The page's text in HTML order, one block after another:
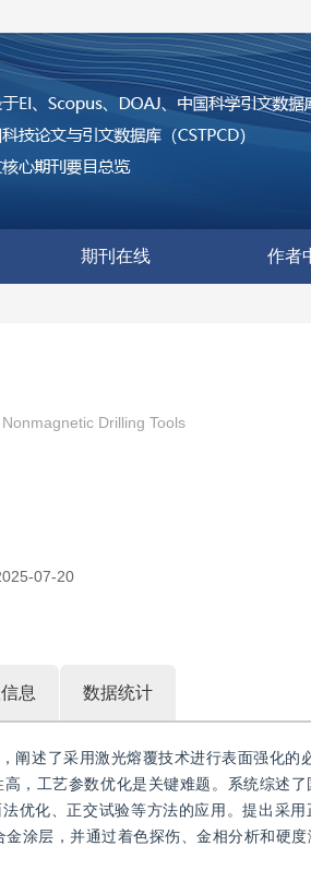
期刊在线 作者
Drilling Tools
07-20
息 数据统计
阐述了采用激光熔覆技术进行表面强化的
，工艺参数优化是关键难题。系统综述
优化、正交试验等方法的应用。提出采
涂层，并通过着色探伤、金相分析和硬